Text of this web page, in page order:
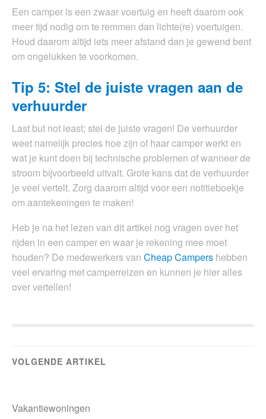
Een camper is een zwaar voertuig en heeft daarom ook
meer tijd nodig om te remmen dan lichte(re) voertuigen.
Houd daarom altijd iets meer afstand dan je gewend bent
om ongelukken te voorkomen.
Tip 5: Stel de juiste vragen aan de
verhuurder
Last but not least; stel de juiste vragen! De verhuurder
weet namelijk precies hoe zijn of haar camper werkt en
wat je kunt doen bij technische problemen of wanneer de
stroom bijvoorbeeld uitvalt. Grote kans dat de verhuurder
je veel vertelt. Zorg daarom altijd voor een notitieboekje
om aantekeningen te maken!
Heb je na het lezen van dit artikel nog vragen over het
rijden in een camper en waar je rekening mee moet
houden? De medewerkers van Cheap Campers hebben
veel ervaring met camperreizen en kunnen je hier alles
over vertellen!
VOLGENDE ARTIKEL
Vakantiewoningen